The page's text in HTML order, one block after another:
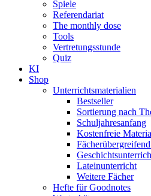
Spiele
Referendariat
The monthly dose
Tools
Vertretungsstunde
Quiz
KI
Shop
Unterrichtsmaterialien
Bestseller
Sortierung nach
Schuljahresanfang
Kostenfreie
Lateinunterricht
Weitere Fächer
Hefte für Goodnotes